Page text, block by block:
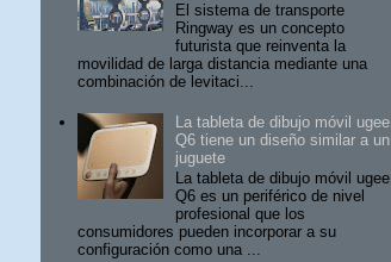
El sistema de transporte
Ringway es un concepto
futurista que reinventa la
movilidad de larga distancia mediante una
combinación de levitaci...
La tableta de dibujo móvil ugee
Q6 tiene un diseño similar a un
juguete
La tableta de dibujo móvil ugee
Q6 es un periférico de nivel
profesional que los
consumidores pueden incorporar a su
configuración como una ...